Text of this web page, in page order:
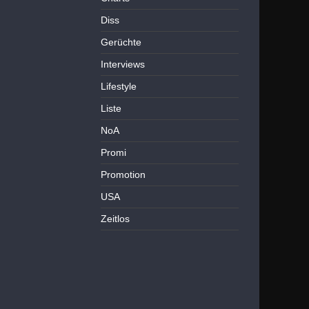
Diss
Gerüchte
Interviews
Lifestyle
Liste
NoA
Promi
Promotion
USA
Zeitlos